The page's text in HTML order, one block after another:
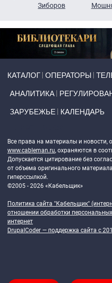
Зиборов
КАТАЛОГ ОПЕРАТОРЫ
АНАЛИТИКА
ЗАРУБЕЖЬЕ КАЛЕНДАРЬ
Все права на материалы и новости,
www.cableman.ru, охраняются в
Допускается цитирование без
от объема оригинального
гиперссылкой.
©2005 - 2026 «Кабельщик»
Политика сайта "Кабельщик"
отношении обработки
интернет
DrupalCoder — поддержка сайта c